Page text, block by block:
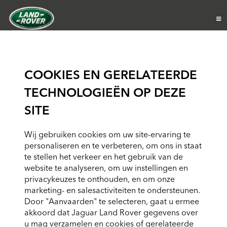
COOKIES EN GERELATEERDE
TECHNOLOGIEËN OP DEZE
SITE
Wij gebruiken cookies om uw site-ervaring te
personaliseren en te verbeteren, om ons in staat
te stellen het verkeer en het gebruik van de
website te analyseren, om uw instellingen en
privacykeuzes te onthouden, en om onze
marketing- en salesactiviteiten te ondersteunen.
Door "Aanvaarden" te selecteren, gaat u ermee
akkoord dat Jaguar Land Rover gegevens over
u mag verzamelen en cookies of gerelateerde